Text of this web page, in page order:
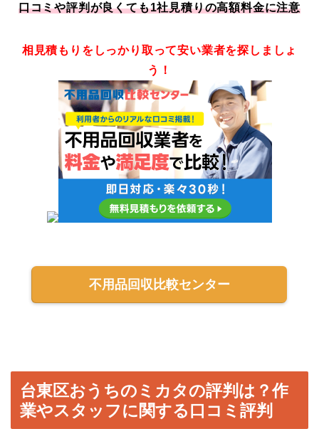
口コミや評判が良くても1社見積りの高額料金に注意
相見積もりをしっかり取って安い業者を探しましょ
う！
不用品回収比較センター
台東区おうちのミカタの評判は？作
業やスタッフに関する口コミ評判